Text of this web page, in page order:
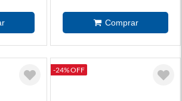
-24% OFF